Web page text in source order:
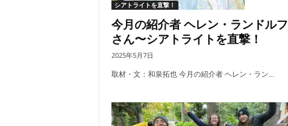
シアトライトを直撃！
今月の紹介者 ヘレン・ランドルフ
さん〜シアトライトを直撃！
2025年5月7日
取材・文：和泉拓也 今月の紹介者 ヘレン・ラン...